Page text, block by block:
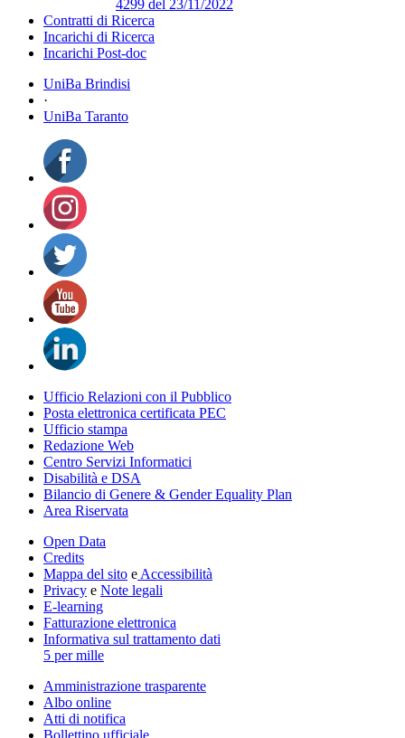
4299 del 23/11/2022
Contratti di Ricerca
Incarichi di Ricerca
Incarichi Post-doc
UniBa Brindisi
·
UniBa Taranto
Ufficio Relazioni con il Pubblico
Posta elettronica certificata PEC
Ufficio stampa
Redazione Web
Centro Servizi Informatici
Disabilità e DSA
Bilancio di Genere & Gender Equality Plan
Area Riservata
Open Data
Credits
Mappa del sito e Accessibilità
Privacy e Note legali
E-learning
Fatturazione elettronica
Informativa sul trattamento dati
5 per mille
Amministrazione trasparente
Albo online
Atti di notifica
Bollettino ufficiale